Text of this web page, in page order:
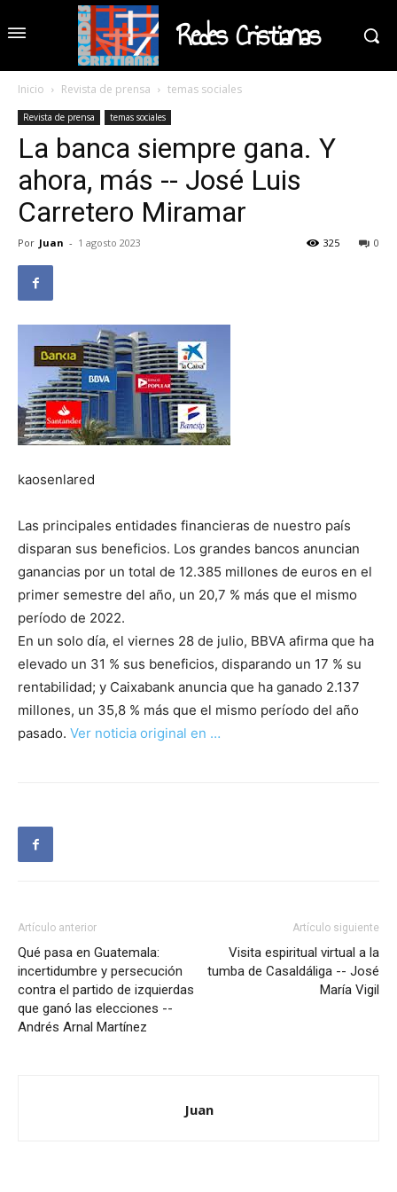
Redes Cristianas
Inicio Revista de prensa temas sociales
Revista de prensa temas sociales
La banca siempre gana. Y
ahora, más -- José Luis
Carretero Miramar
Por Juan - 1 agosto 2023 0
325
kaosenlared
Las principales entidades financieras de nuestro país
disparan sus beneficios. Los grandes bancos anuncian
ganancias por un total de 12.385 millones de euros en el
primer semestre del año, un 20,7 % más que el mismo
período de 2022.
En un solo día, el viernes 28 de julio, BBVA afirma que ha
elevado un 31 % sus beneficios, disparando un 17 % su
rentabilidad; y Caixabank anuncia que ha ganado 2.137
millones, un 35,8 % más que el mismo período del año
pasado. Ver noticia original en …
Artículo anterior
Qué pasa en Guatemala:
incertidumbre y persecución
contra el partido de izquierdas
que ganó las elecciones --
Andrés Arnal Martínez
Artículo siguiente
Visita espiritual virtual a la
tumba de Casaldáliga -- José
María Vigil
Juan